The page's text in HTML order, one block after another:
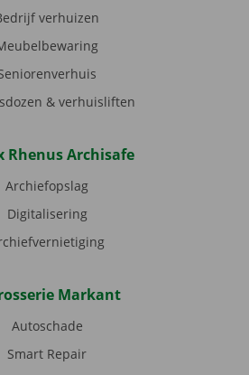
verhuizen
& verhuisliften
Rhenus Archisafe
Archiefopslag
Digitalisering
Markant
Autoschade
Smart Repair